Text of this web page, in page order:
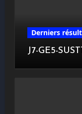
Derniers
J7-GE5-